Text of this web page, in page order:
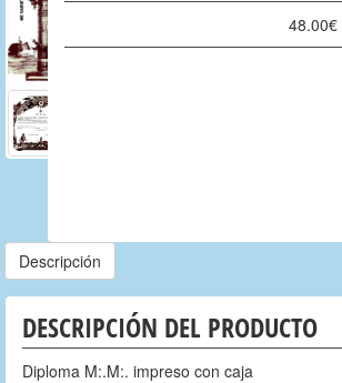
48.00€
Descripción
DESCRIPCIÓN DEL PRODUCTO
Diploma M:.M:. impreso con caja